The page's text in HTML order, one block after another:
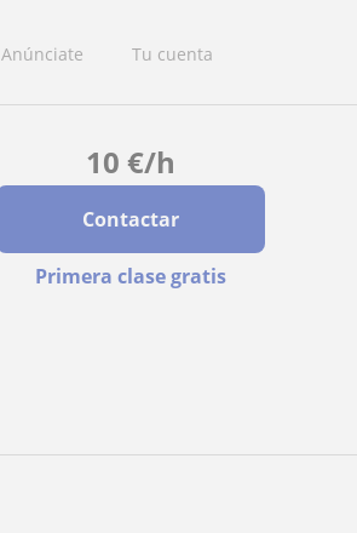
Anúnciate Tu cuenta
10 €/h
Contactar
Primera clase gratis